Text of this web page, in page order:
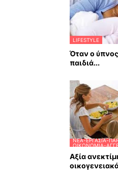
LIFESTYLE
Όταν ο
παιδιά...
ΝΈΑ-ΕΡΓΑΣΊΑ-
ΟΙΚΟΝΟΜΊΑ-
Αξία